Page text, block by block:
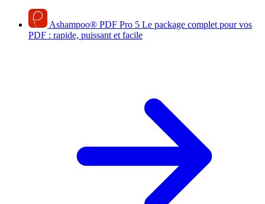
Ashampoo® PDF Pro 5 Le package complet pour vos
PDF : rapide, puissant et facile